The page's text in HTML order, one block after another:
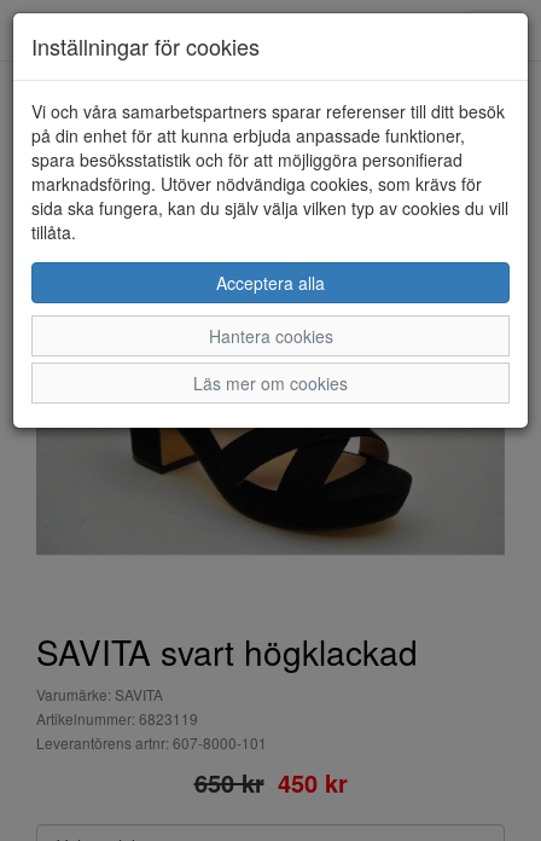
HEM SAVITA
SAVITA svart högklackad
Varumärke: SAVITA
Artikelnummer: 6823119
Leverantörens artnr: 607-8000-101
650 kr 450 kr
Inställningar för cookies
Vi och våra samarbetspartners sparar referenser till ditt besök
på din enhet för att kunna erbjuda anpassade funktioner,
spara besöksstatistik och för att möjliggöra personifierad
marknadsföring. Utöver nödvändiga cookies, som krävs för
sida ska fungera, kan du själv välja vilken typ av cookies du vill
tillåta.
Acceptera alla
Hantera cookies
Läs mer om cookies